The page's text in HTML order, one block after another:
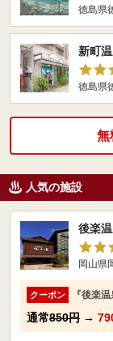
徳島県
新町
徳島県
無
人気の施設
後楽
岡山県
クーポン 『後楽
通常850円 →